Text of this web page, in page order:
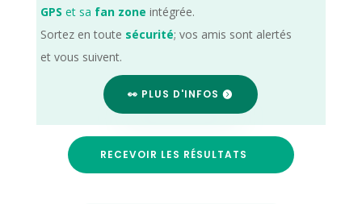
GPS et sa fan zone intégrée.
Sortez en toute sécurité; vos amis sont alertés
et vous suivent.
👀 PLUS D'INFOS
RECEVOIR LES RÉSULTATS